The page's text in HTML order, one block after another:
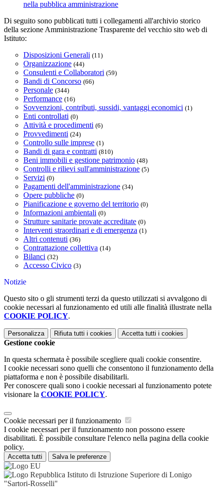
nella pubblica amministrazione
Di seguito sono pubblicati tutti i collegamenti all'archivio storico
della sezione Amministrazione Trasparente del vecchio sito web di
Istituto:
Disposizioni Generali (11)
Organizzazione (44)
Consulenti e Collaboratori (59)
Bandi di Concorso (66)
Personale (344)
Performance (16)
Sovvenzioni, contributi, sussidi, vantaggi economici (1)
Enti controllati (0)
Attività e procedimenti (6)
Provvedimenti (24)
Controllo sulle imprese (1)
Bandi di gara e contratti (810)
Beni immobili e gestione patrimonio (48)
Controlli e rilievi sull'amministrazione (5)
Servizi (0)
Pagamenti dell'amministrazione (34)
Opere pubbliche (0)
Pianificazione e governo del territorio (0)
Informazioni ambientali (0)
Strutture sanitarie provate accreditate (0)
Interventi straordinari e di emergenza (1)
Altri contenuti (36)
Contrattazione collettiva (14)
Bilanci (32)
Accesso Civico (3)
Notizie
Questo sito o gli strumenti terzi da questo utilizzati si avvalgono di
cookie necessari al funzionamento ed utili alle finalità illustrate nella
COOKIE POLICY.
Personalizza Rifiuta tutti i cookies Accetta tutti i cookies
Gestione cookie
In questa schermata è possibile scegliere quali cookie consentire.
I cookie necessari sono quelli che consentono il funzionamento della
piattaforma e non è possibile disabilitarli.
Per conoscere quali sono i cookie necessari al funzionamento potete
visionare la COOKIE POLICY.
Cookie necessari per il funzionamento
I cookie necessari per il funzionamento non possono essere
disabilitati. È possibile consultare l'elenco nella pagina della cookie
policy.
Accetta tutti Salva le preferenze
Istituto di Istruzione Superiore di Lonigo
"Sartori-Rosselli"